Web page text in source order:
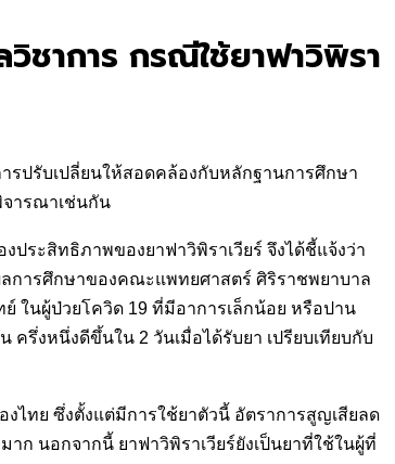
าการ กรณีใช้ยาฟาวิพิรา
ปรับเปลี่ยนให้สอดคล้องกับหลักฐานการศึกษา
จารณาเช่นกัน
ประสิทธิภาพของยาฟาวิพิราเวียร์ จึงได้ชี้แจ้งว่า
การศึกษาของคณะแพทยศาสตร์ ศิริราชพยาบาล
ในผู้ป่วยโควิด 19 ที่มีอาการเล็กน้อย หรือปาน
รึ่งหนึ่งดีขึ้นใน 2 วันเมื่อได้รับยา เปรียบเทียบกับ
งไทย ซึ่งตั้งแต่มีการใช้ยาตัวนี้ อัตราการสูญเสียลด
ก นอกจากนี้ ยาฟาวิพิราเวียร์ยังเป็นยาที่ใช้ในผู้ที่